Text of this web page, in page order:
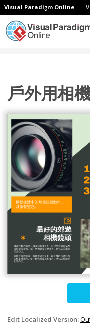
Visual Paradigm Online
戶外用相
Edit Localized Version: